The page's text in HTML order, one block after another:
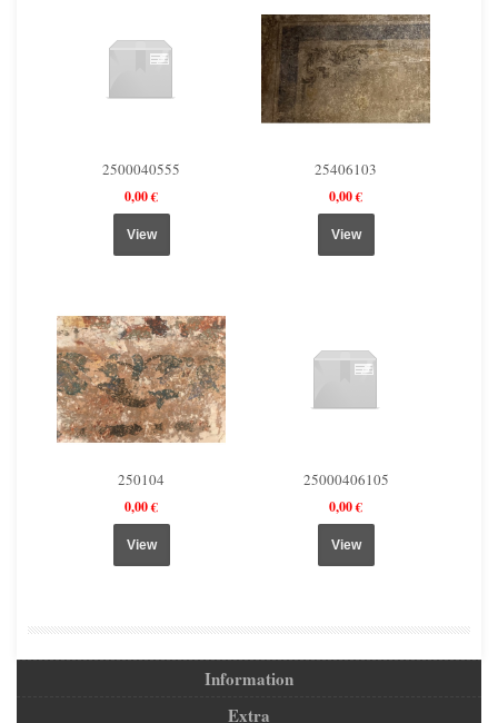
2500040555
0,00 €
View
25406103
0,00 €
View
250104
0,00 €
View
25000406105
0,00 €
View
Information
Extra